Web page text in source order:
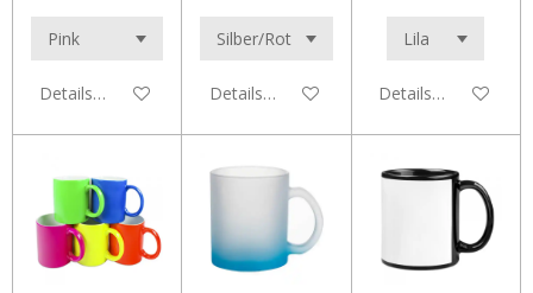
Details anzeigen Details anzeigen Details anzeigen